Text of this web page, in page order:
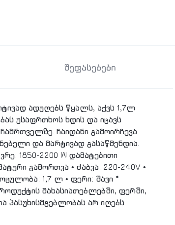
შეფასებები
ადუღებს წყალს, აქვს 1,7ლ
უსაფრთხოს ხდის და იცავს
ჩაიდანი გამოირჩევა
და მარტივად გასაწმენდია.
1850-2200 W დამატებითი
გამორთვა • ძაბვა: 220-240V •
1,7 ლ • ფერი: შავი *
მახასიათებლებში, ფერში,
პასუხისმგებლობას არ იღებს.